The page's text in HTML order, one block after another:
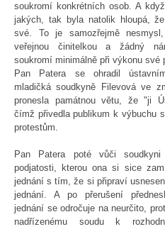
soukromí konkrétních osob. A
jakých, tak byla natolik hloupá,
své. To je samozřejmě
veřejnou činitelkou a žádný
soukromí minimálně při výkonu své
Pan Patera se ohradil
mladičká soudkyně Filevová ve
pronesla památnou větu, že "ji
čímž přivedla publikum k výbuchu
protestům.
Pan Patera poté vůči
podjatosti, kterou ona si sice
jednání s tím, že si připraví
jednání. A po přerušení
jednání se odročuje na neurčito,
nadřízenému soudu k